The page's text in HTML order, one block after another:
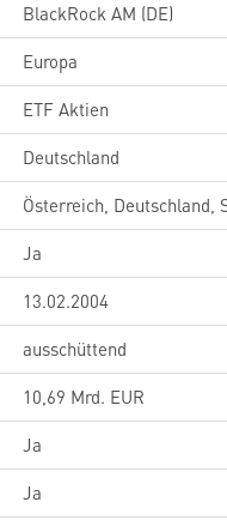
BlackRock AM (DE)
Europa
ETF Aktien
Deutschland
Österreich, Deutschland,
Ja
13.02.2004
ausschüttend
10,69 Mrd. EUR
Ja
Ja